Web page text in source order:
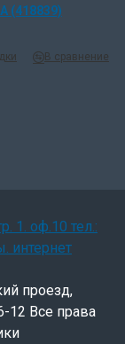
(418839)
В сравнение
проезд,
12 Все права